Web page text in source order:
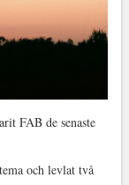
FAB de senaste
och levlat två